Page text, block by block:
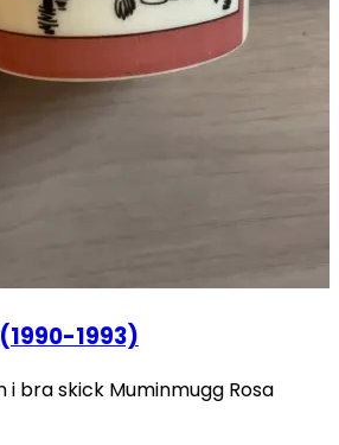
1993)
i bra skick Muminmugg Rosa